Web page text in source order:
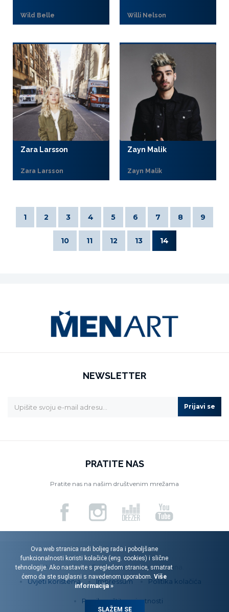
Wild Belle Willi Nelson
Zara Larsson
Zara Larsson
Zayn Malik
Zayn Malik
1 2 3 4 5 6 7 8 9
10 11 12 13 14
NEWSLETTER
Prijavi se
PRATITE NAS
Pratite nas na našim društvenim mrežama
Menart d.o.o. © 2026. Sva prava pridržana.
Uvjeti korištenja
Impressum Politika kolačića
Pravila zaštite privatnosti
Ova web stranica radi boljeg rada i poboljšane
funkcionalnosti koristi kolačiće (eng. cookies) i slične
tehnologije. Ako nastavite s pregledom stranice, smatrat
ćemo da ste suglasni s navedenom uporabom. Više
informacija »
SLAŽEM SE